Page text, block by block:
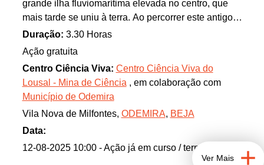
Verão em Rede são destinadas às famílias, não
menores sem a supervisão de um adulto.
grande ilha fluviomarítima elevada no centro, que
mais tarde se uniu à terra. Ao percorrer este antigo
percurso circular pela antiga ilha de maré, poderá
conhecer o antigo sistema de defesa da barra do
Mira contra corsários e piratas marítimos no século
XVII. Fique também a saber mais sobre a
perigosidade da barra do Mira, responsável por
inúmeros naufrágios desde a antiguidade, e observe
vestígios arqueológicos da época romana, bem
como um concheiro da idade do gelo, composto por
restos de conchas de moluscos marinhos de
espécies há muito desaparecidas das nossas
Duração: 3.30 Horas
Ação gratuita
Centro Ciência Viva: Centro Ciência Viva do
Lousal - Mina de Ciência , em colaboração com
Município de Odemira
Vila Nova de Milfontes, ODEMIRA, BEJA
Data:
12-08-2025 10:00 - Ação já em curso / terminada
Ver Mais